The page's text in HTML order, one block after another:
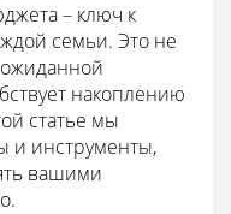
– ключ к
семьи. Это не
накоплению
статье мы
и инструменты,
вашими